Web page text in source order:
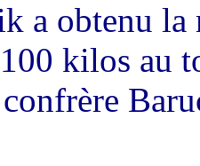
a obtenu la
kilos au